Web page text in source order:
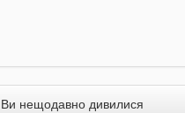
Ви нещодавно дивилися